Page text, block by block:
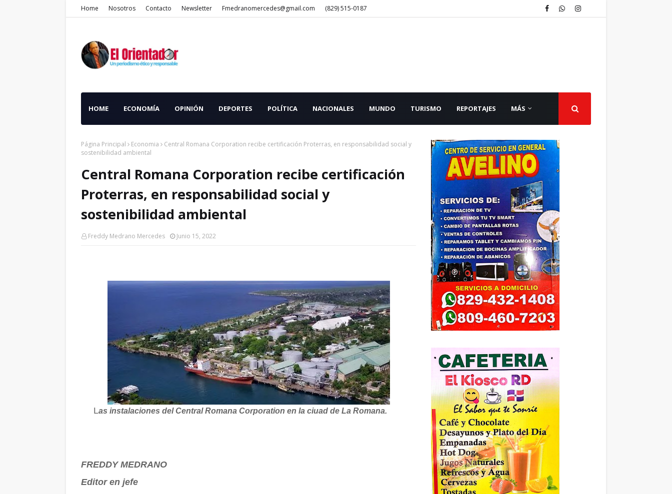
Home Nosotros Contacto Newsletter Fmedranomercedes@gmail.com (829) 515-0187
HOME ECONOMÍA OPINIÓN DEPORTES POLÍTICA NACIONALES MUNDO TURISMO REPORTAJES MÁS
Página Principal Economia
Central Romana Corporation recibe certificación Proterras, en responsabilidad social y
sostenibilidad ambiental
Central Romana Corporation recibe certificación
Proterras, en responsabilidad social y
sostenibilidad ambiental
Freddy Medrano Mercedes Junio 15, 2022
Las instalaciones del Central Romana Corporation en la ciuad de La Romana.
FREDDY MEDRANO
Editor en jefe